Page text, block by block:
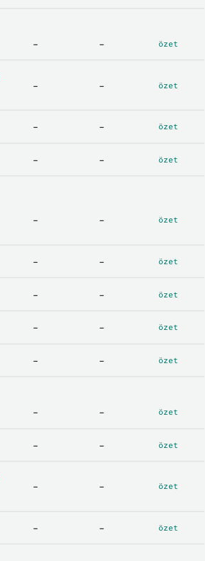
- - özet
- - özet
- - özet
- - özet
- - özet
- - özet
- - özet
- - özet
- - özet
- - özet
- - özet
- - özet
- - özet